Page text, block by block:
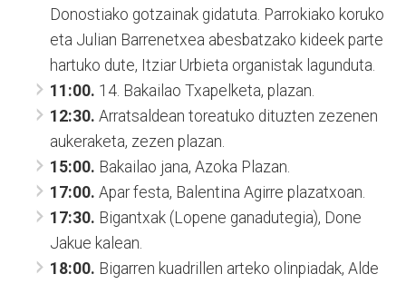
Donostiako gotzainak gidatuta. Parrokiako koruko
eta Julian Barrenetxea abesbatzako kideek parte
hartuko dute, Itziar Urbieta organistak lagunduta.
11:00. 14. Bakailao Txapelketa, plazan.
12:30. Arratsaldean toreatuko dituzten zezenen
aukeraketa, zezen plazan.
15:00. Bakailao jana, Azoka Plazan.
17:00. Apar festa, Balentina Agirre plazatxoan.
17:30. Bigantxak (Lopene ganadutegia), Done
Jakue kalean.
18:00. Bigarren kuadrillen arteko olinpiadak, Alde